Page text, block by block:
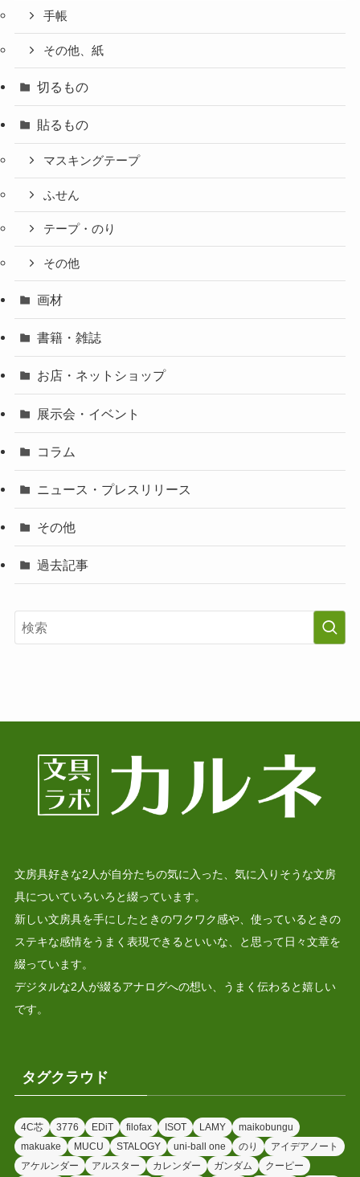
手帳
その他、紙
切るもの
貼るもの
マスキングテープ
ふせん
テープ・のり
その他
画材
書籍・雑誌
お店・ネットショップ
展示会・イベント
コラム
ニュース・プレスリリース
その他
過去記事
文房具好きな2人が自分たちの気に入った、気に入りそうな文房
具についていろいろと綴っています。
新しい文房具を手にしたときのワクワク感や、使っているときの
ステキな感情をうまく表現できるといいな、と思って日々文章を
綴っています。
デジタルな2人が綴るアナログへの想い、うまく伝わると嬉しい
です。
タグクラウド
4C芯 3776 EDiT filofax ISOT LAMY
maikobungu
makuake
MUCU STALOGY uni-ball one のり
アイデアノート
アケルンダー
アルスター カレンダー ガンダム クーピー